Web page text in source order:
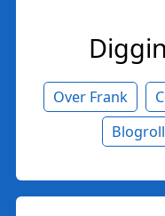
Over Frank
Blogroll